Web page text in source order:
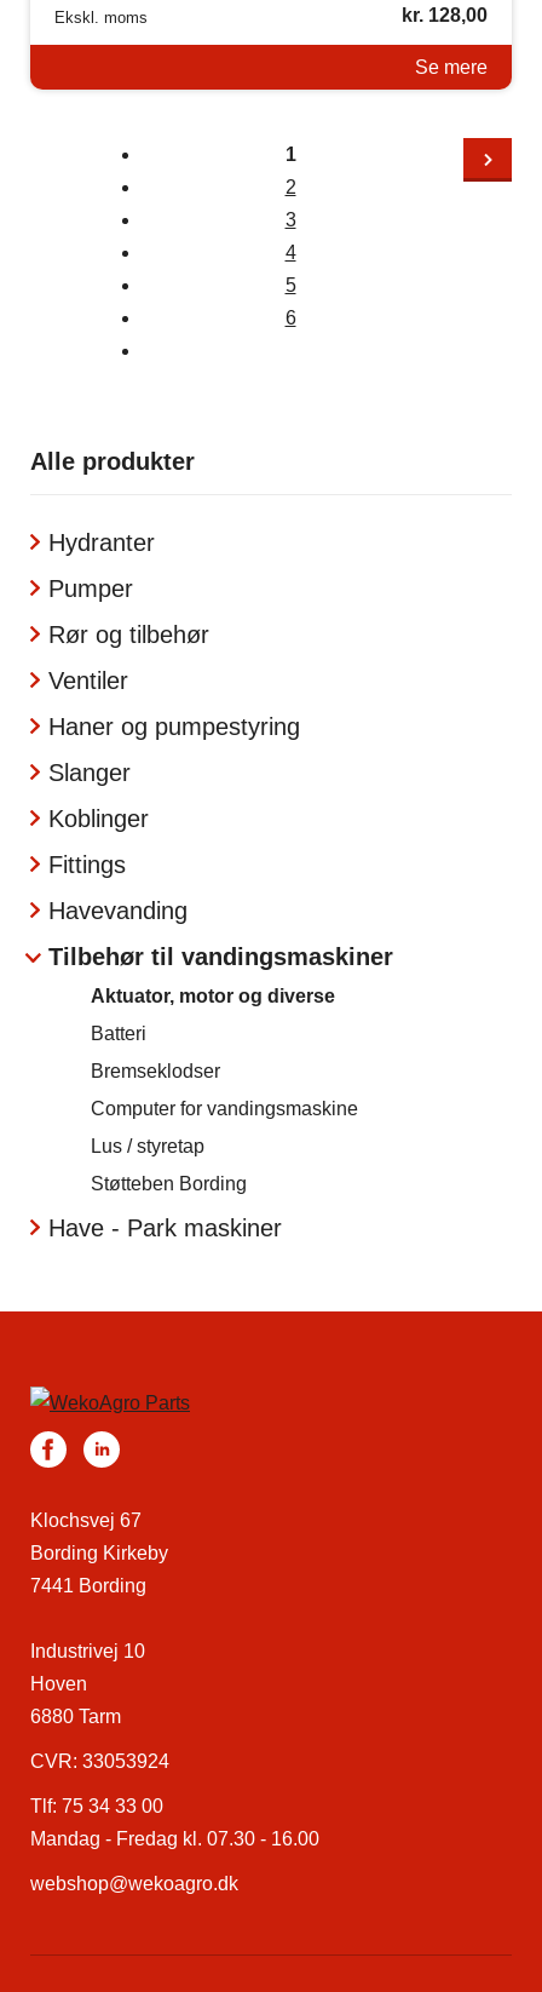
Ekskl. moms kr.128,00
Se mere
1
2
3
4
5
6
Alle produkter
Hydranter
Pumper
Rør og tilbehør
Ventiler
Haner og pumpestyring
Slanger
Koblinger
Fittings
Havevanding
Tilbehør til vandingsmaskiner
Aktuator, motor og diverse
Batteri
Bremseklodser
Computer for vandingsmaskine
Lus / styretap
Støtteben Bording
Have - Park maskiner
Klochsvej 67
Bording Kirkeby
7441 Bording
Industrivej 10
Hoven
6880 Tarm
CVR: 33053924
Tlf: 75 34 33 00
Mandag - Fredag kl. 07.30 - 16.00
webshop@wekoagro.dk